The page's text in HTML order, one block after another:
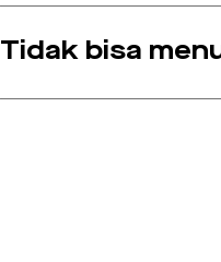
Tidak bisa